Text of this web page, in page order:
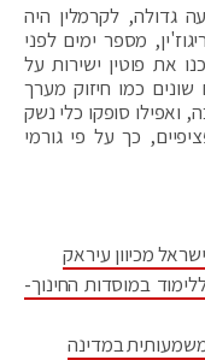
גדולה, לקרמלין היה
מספר ימים לפני
את פוטין ישירות על
כמו חיזוק מערך
ואפילו סופקו כלי נשק
כך על פי גורמי
מכיוון עיראק
במוסדות החינוך-
במדינה